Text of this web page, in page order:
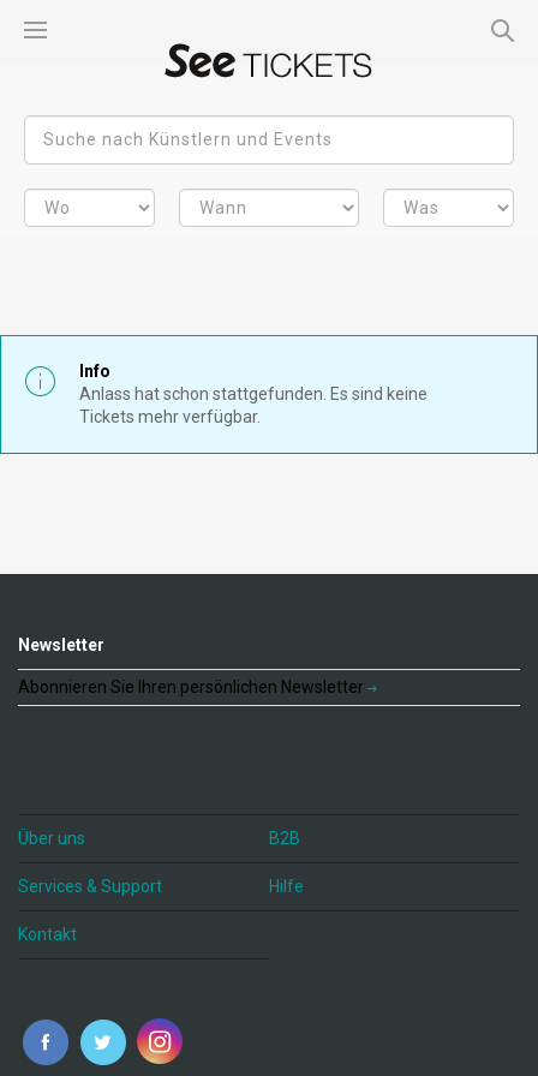
Info
Anlass hat schon stattgefunden. Es sind keine
Tickets mehr verfügbar.
Newsletter
Abonnieren Sie Ihren persönlichen Newsletter
Über uns B2B
Services & Support Hilfe
Kontakt